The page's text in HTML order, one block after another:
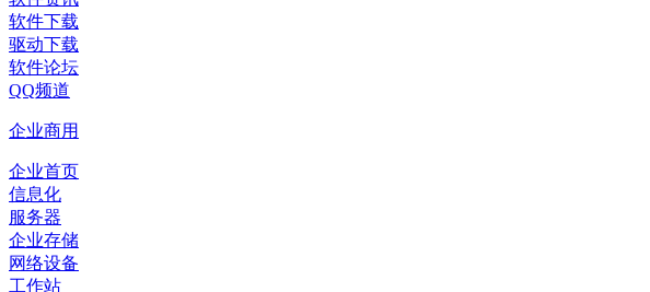
软件下载
驱动下载
软件论坛
QQ频道
企业商用
企业首页
信息化
服务器
企业存储
网络设备
工作站